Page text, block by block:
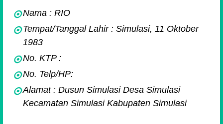
Nama : RIO
Tempat/Tanggal Lahir : Simulasi, 11 Oktober
1983
No. KTP :
No. Telp/HP:
Alamat : Dusun Simulasi Desa Simulasi
Kecamatan Simulasi Kabupaten Simulasi